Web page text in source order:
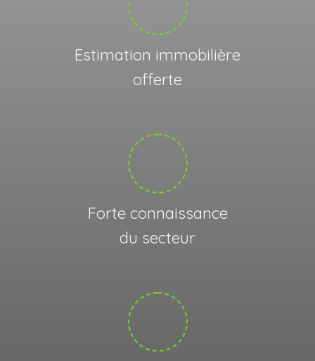
Estimation immobilière
offerte
Forte connaissance
du secteur